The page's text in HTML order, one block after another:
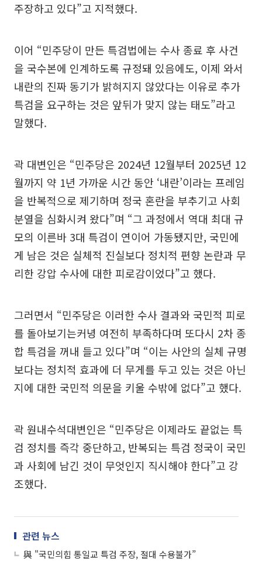
주장하고 있다”고 지적했다.
이어 “민주당이 만든 특검법에는 수사 종료 후 사건
을 국수본에 인계하도록 규정돼 있음에도, 이제 와서
내란의 진짜 동기가 밝혀지지 않았다는 이유로 추가
특검을 요구하는 것은 앞뒤가 맞지 않는 태도”라고
말했다.
곽 대변인은 “민주당은 2024년 12월부터 2025년 12
월까지 약 1년 가까운 시간 동안 ‘내란’이라는 프레임
을 반복적으로 제기하며 정국 혼란을 부추기고 사회
분열을 심화시켜 왔다”며 “그 과정에서 역대 최대 규
모의 이른바 3대 특검이 연이어 가동됐지만, 국민에
게 남은 것은 실체적 진실보다 정치적 편향 논란과 무
리한 강압 수사에 대한 피로감이었다”고 했다.
그러면서 “민주당은 이러한 수사 결과와 국민적 피로
를 돌아보기는커녕 여전히 부족하다며 또다시 2차 종
합 특검을 꺼내 들고 있다”며 “이는 사안의 실체 규명
보다는 정치적 효과에 더 무게를 두고 있는 것은 아닌
지에 대한 국민적 의문을 키울 수밖에 없다”고 했다.
곽 원내수석대변인은 “민주당은 이제라도 끝없는 특
검 정치를 즉각 중단하고, 반복되는 특검 정국이 국민
과 사회에 남긴 것이 무엇인지 직시해야 한다”고 강
조했다.
관련 뉴스
與 "국민의힘 통일교 특검 주장, 절대 수용불가”